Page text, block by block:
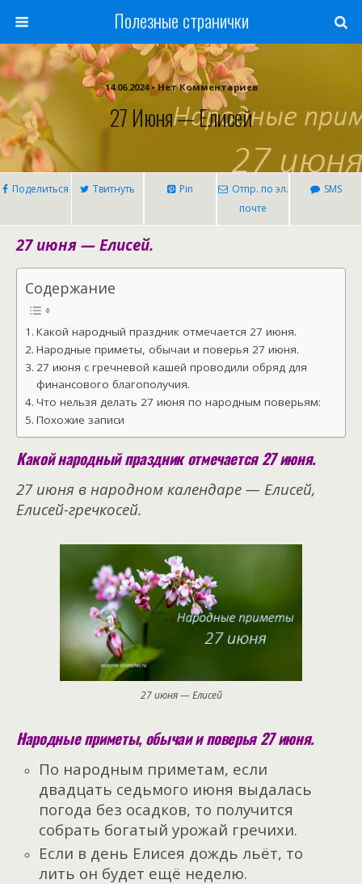
Полезные странички
14.06.2024 • Нет Комментариев
27 Июня — Елисей
Поделиться Твитнуть Pin
Отпр. по эл.
почте
SMS
27 июня — Елисей.
Содержание
Какой народный праздник отмечается 27 июня.
Народные приметы, обычаи и поверья 27 июня.
27 июня с гречневой кашей проводили обряд для
финансового благополучия.
Что нельзя делать 27 июня по народным поверьям:
Похожие записи
Какой народный праздник отмечается 27 июня.
27 июня в народном календаре — Елисей,
Елисей-гречкосей.
27 июня — Елисей
Народные приметы, обычаи и поверья 27 июня.
По народным приметам, если
двадцать седьмого июня выдалась
погода без осадков, то получится
собрать богатый урожай гречихи.
Если в день Елисея дождь льёт, то
лить он будет ещё неделю.